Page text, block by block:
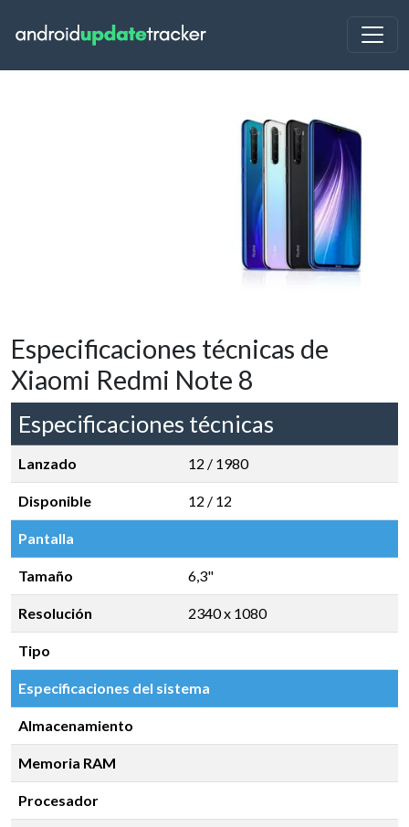
Especificaciones técnicas de
Xiaomi Redmi Note 8
Especificaciones técnicas
Lanzado 12 / 1980
Disponible 12 / 12
Pantalla
Tamaño 6,3"
Resolución 2340 x 1080
Tipo
Especificaciones del sistema
Almacenamiento
Memoria RAM
Procesador